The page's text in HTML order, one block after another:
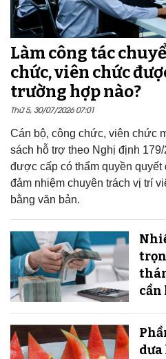
Làm công tác
chức, viên chức
trường hợp nào?
Thứ 5, 30/07/2026 07:01
Cán bộ, công chức, viên chức
sách hỗ trợ theo Nghị định
được cấp có thẩm quyền quyết
đảm nhiệm chuyên trách vị trí
bằng văn bản.
cần
dưa